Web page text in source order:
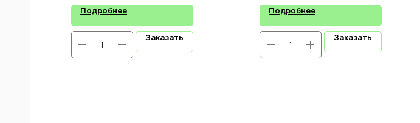
Подробнее
Заказать
Подробнее
Заказать